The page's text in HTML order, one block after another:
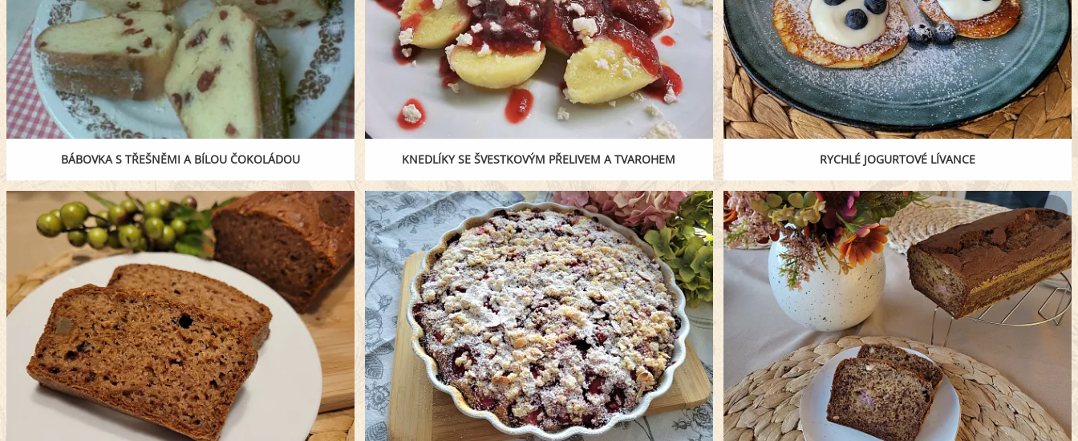
BÁBOVKA S TŘEŠNĚMI A BÍLOU ČOKOLÁDOU KNEDLÍKY SE ŠVESTKOVÝM PŘELIVEM A TVAROHEM RYCHLÉ JOGURTOVÉ LÍVANCE